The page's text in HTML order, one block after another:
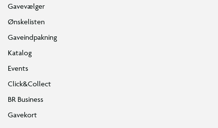
Gavevælger
Ønskelisten
Gaveindpakning
Katalog
Events
Click&Collect
BR Business
Gavekort